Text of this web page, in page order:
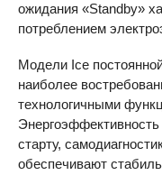
ожидания «Standby»
потреблением
Модели Ice
наиболее
технологичными
старту,
обеспечивают